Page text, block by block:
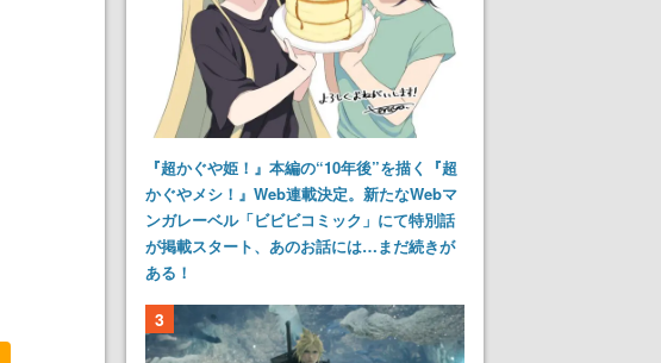
『超かぐや姫！』本編の“10年後”を描く『超
かぐやメシ！』Web連載決定。新たなWebマ
ンガレーベル「ビビビコミック」にて特別話
が掲載スタート、あのお話には…まだ続きが
ある！
3